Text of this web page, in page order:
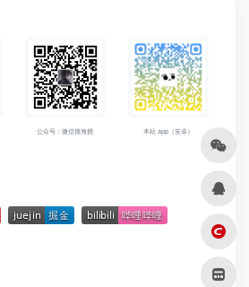
公众号：微信搜海拥 本站 app（安卓）